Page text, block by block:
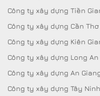
Công ty xây dựng Tiền
Công ty xây dựng Cần Thơ
Công ty xây dựng Kiên
Công ty xây dựng Long An
Công ty xây dựng An
Công ty xây dựng Tây Ninh